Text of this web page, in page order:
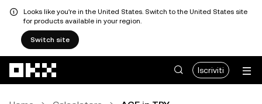
Looks like you're in the United States. Switch to the United States site
for products available in your region.
Switch site
Iscriviti